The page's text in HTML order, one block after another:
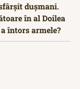
dușmani.
în al Doilea
întors armele?